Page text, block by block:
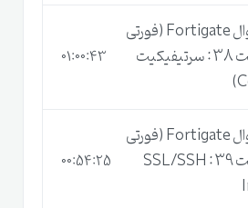
آموزش فایروال Fortigate (فورتی
گیت) قسمت 38 : سرتیفیکیت
01:00:43
آموزش فایروال Fortigate (فورتی
گیت) قسمت 39 : SSL/SSH
00:54:25